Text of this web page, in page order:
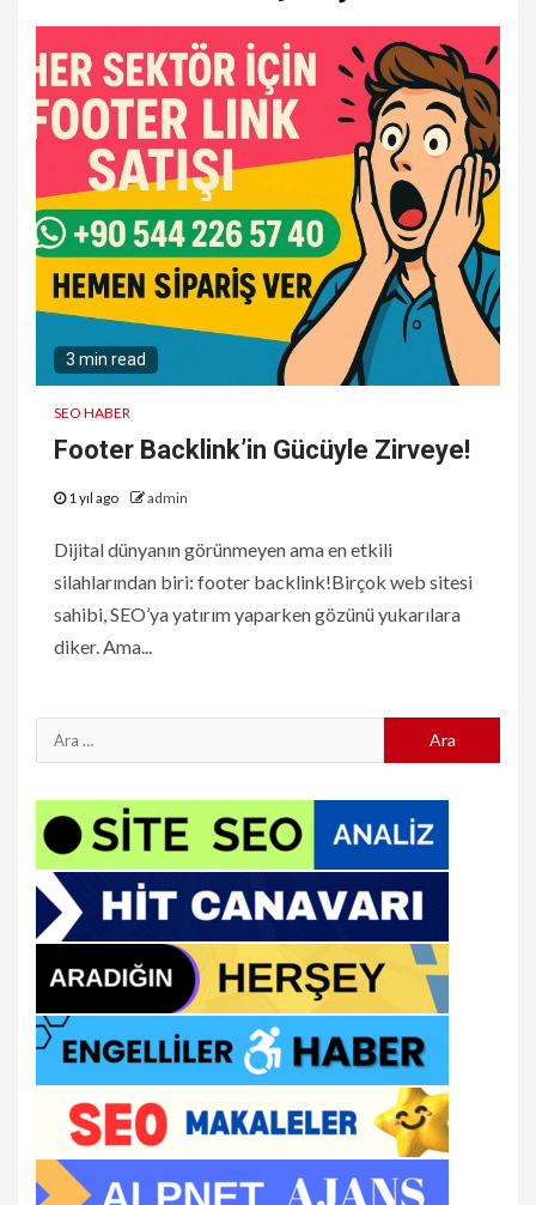
3 min read
SEO HABER
Footer Backlink’in Gücüyle Zirveye!
1 yıl ago admin
Dijital dünyanın görünmeyen ama en etkili
silahlarından biri: footer backlink!Birçok web sitesi
sahibi, SEO’ya yatırım yaparken gözünü yukarılara
diker. Ama...
Arama: